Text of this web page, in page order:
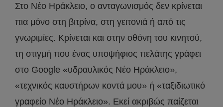
Στο Νέο Ηράκλειο, ο ανταγωνισμός δεν κρίνεται
πια μόνο στη βιτρίνα, στη γειτονιά ή από τις
γνωριμίες. Κρίνεται και στην οθόνη του κινητού,
τη στιγμή που ένας υποψήφιος πελάτης γράφει
στο Google «υδραυλικός Νέο Ηράκλειο»,
«τεχνικός καυστήρων κοντά μου» ή «ταξιδιωτικό
γραφείο Νέο Ηράκλειο». Εκεί ακριβώς παίζεται